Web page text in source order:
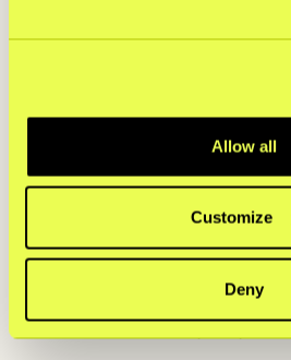
Allow all
Customize
Deny
Schofield, General
checkout-
over hele Europa
kompleksitet og
kjøpsopplevelsen
tilpasset lokale
mer langsiktige